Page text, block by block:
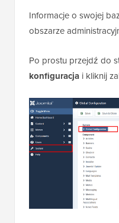
Informacje o swojej
obszarze
Po prostu przejdź do
konfiguracja i kliknij